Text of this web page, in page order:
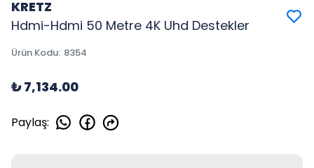
KRETZ
Hdmi-Hdmi 50 Metre 4K Uhd Destekler
Ürün Kodu: 8354
₺ 7,134.00
Paylaş: